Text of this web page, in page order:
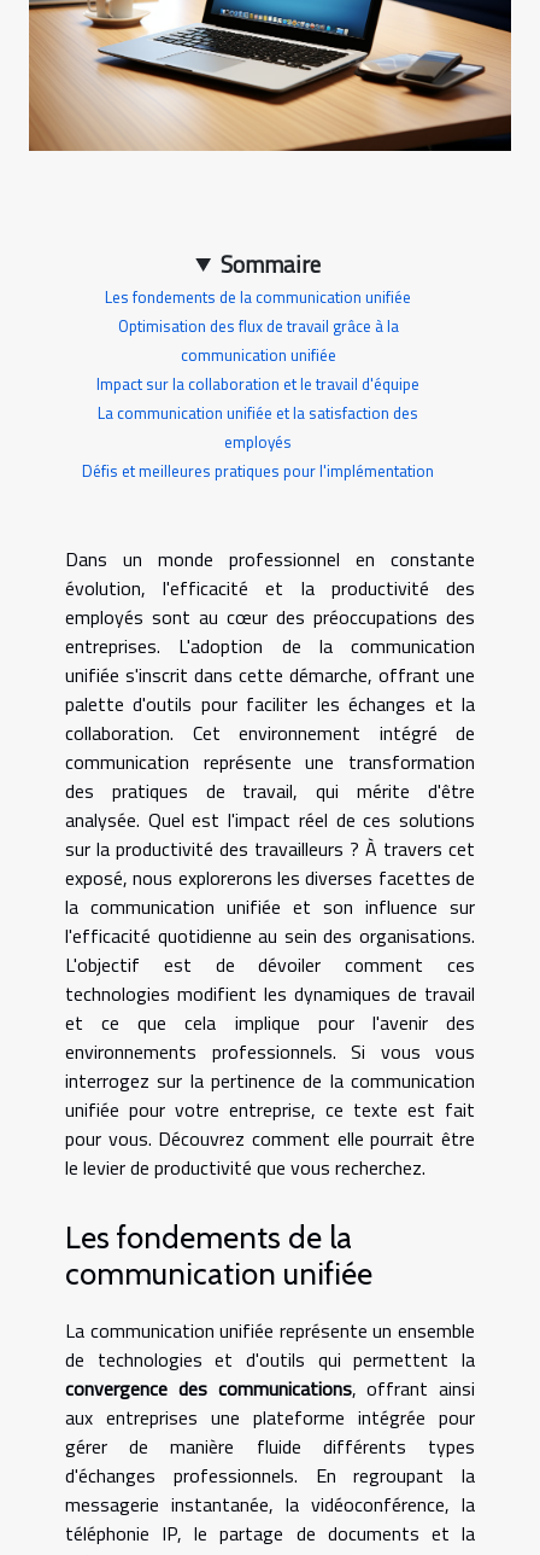
Sommaire
Les fondements de la communication unifiée
Optimisation des flux de travail grâce à la
communication unifiée
Impact sur la collaboration et le travail d'équipe
La communication unifiée et la satisfaction des
employés
Défis et meilleures pratiques pour l'implémentation
Dans un monde professionnel en constante
évolution, l'efficacité et la productivité des
employés sont au cœur des préoccupations des
entreprises. L'adoption de la communication
unifiée s'inscrit dans cette démarche, offrant une
palette d'outils pour faciliter les échanges et la
collaboration. Cet environnement intégré de
communication représente une transformation
des pratiques de travail, qui mérite d'être
analysée. Quel est l'impact réel de ces solutions
sur la productivité des travailleurs ? À travers cet
exposé, nous explorerons les diverses facettes de
la communication unifiée et son influence sur
l'efficacité quotidienne au sein des organisations.
L'objectif est de dévoiler comment ces
technologies modifient les dynamiques de travail
et ce que cela implique pour l'avenir des
environnements professionnels. Si vous vous
interrogez sur la pertinence de la communication
unifiée pour votre entreprise, ce texte est fait
pour vous. Découvrez comment elle pourrait être
le levier de productivité que vous recherchez.
Les fondements de la
communication unifiée
La communication unifiée représente un ensemble
de technologies et d'outils qui permettent la
convergence des communications, offrant ainsi
aux entreprises une plateforme intégrée pour
gérer de manière fluide différents types
d'échanges professionnels. En regroupant la
messagerie instantanée, la vidéoconférence, la
téléphonie IP, le partage de documents et la